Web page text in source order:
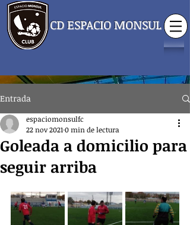
CD ESPACIO MONSUL
Entrada
Goleada a domicilio para
seguir arriba
espaciomonsulfc
22 nov 2021 0 min de lectura